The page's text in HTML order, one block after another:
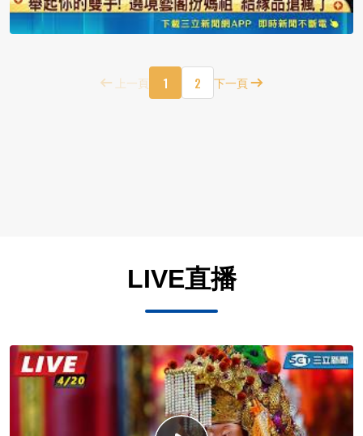
上一頁 1 2 下一頁
LIVE直播